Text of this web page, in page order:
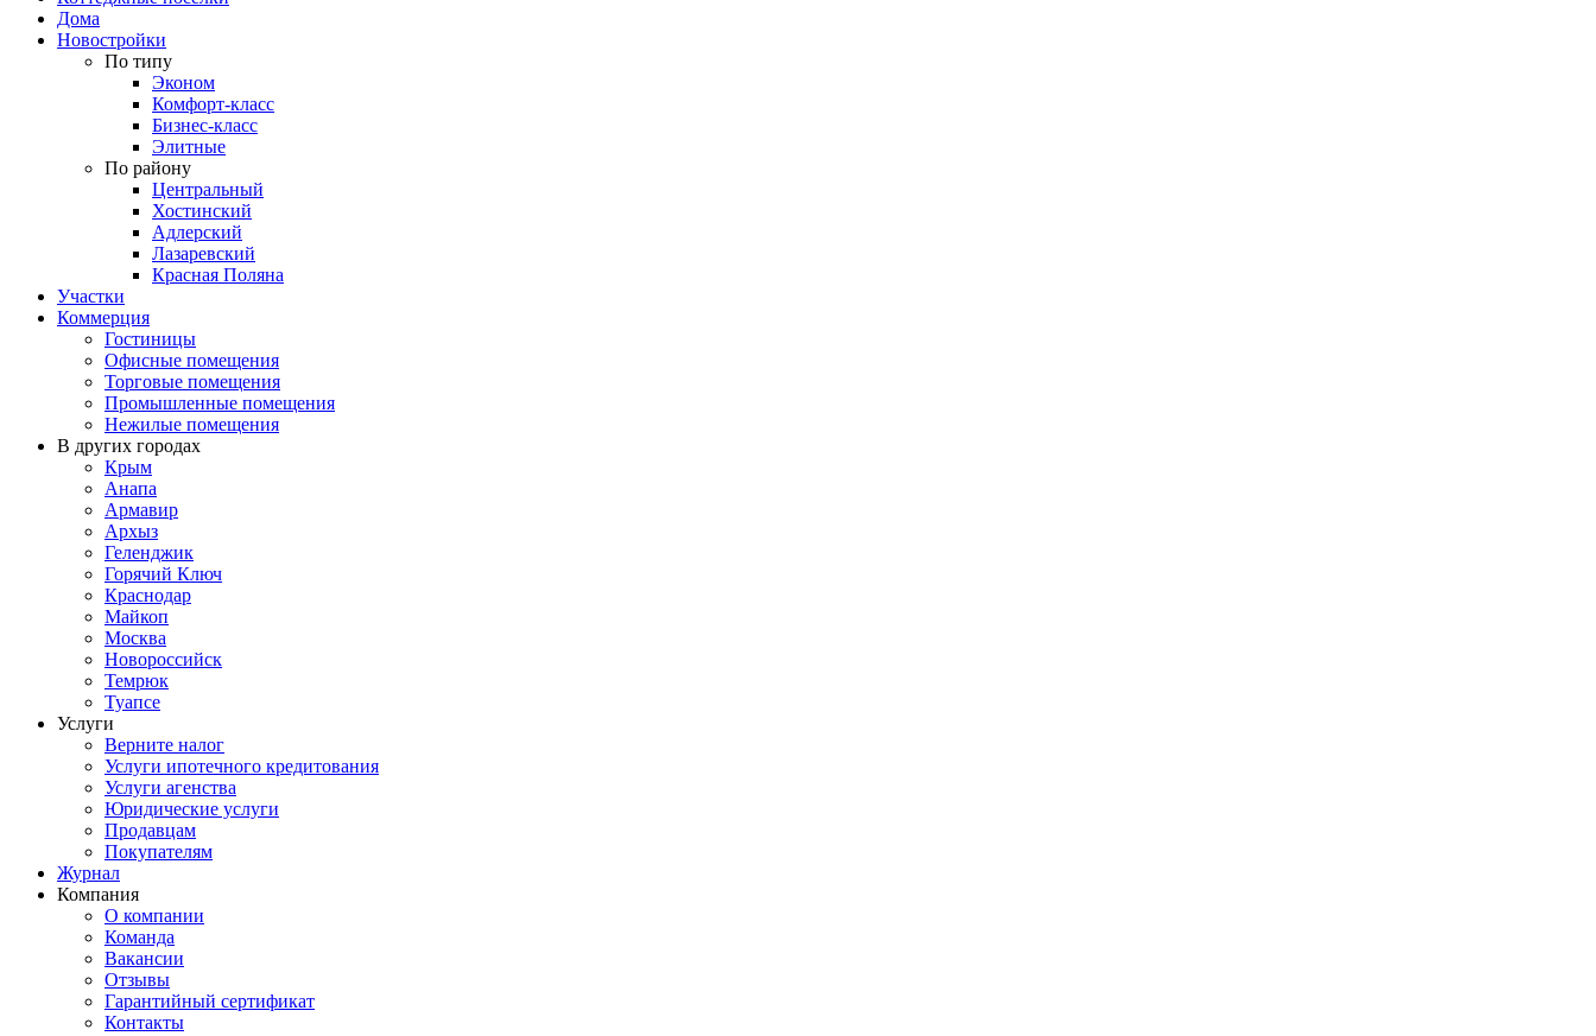
Дома
Новостройки
По типу
Эконом
Комфорт-класс
Бизнес-класс
Элитные
По району
Центральный
Хостинский
Адлерский
Лазаревский
Красная Поляна
Участки
Коммерция
Гостиницы
Офисные помещения
Торговые помещения
Промышленные помещения
Нежилые помещения
В других городах
Крым
Анапа
Армавир
Архыз
Геленджик
Горячий Ключ
Краснодар
Майкоп
Москва
Новороссийск
Темрюк
Туапсе
Услуги
Верните налог
Услуги ипотечного кредитования
Услуги агенства
Юридические услуги
Продавцам
Покупателям
Журнал
Компания
О компании
Команда
Вакансии
Отзывы
Гарантийный сертификат
Контакты